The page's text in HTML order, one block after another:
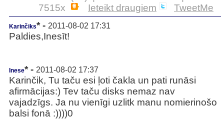
7515x
Ieteikt draugiem TweetMe
Karinčiks* - 2011-08-02 17:31
Paldies,Inesīt!
Inese* - 2011-08-02 17:37
Karinčik, Tu taču esi ļoti čakla un pati runāsi
afirmācijas:) Tev taču disks nemaz nav
vajadzīgs. Ja nu vienīgi uzlitk manu nomierinošo
balsi fonā :))))0